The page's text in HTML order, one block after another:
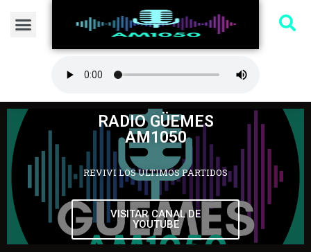
RADIO GÜEMES
AM1050
REVIVI LOS ULTIMOS PARTIDOS
VISITAR CANAL DE
YOUTUBE